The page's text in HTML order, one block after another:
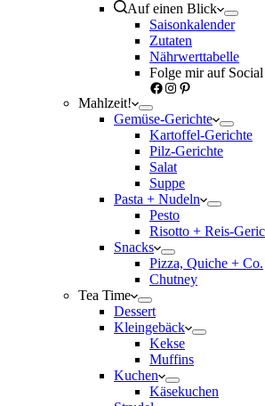
Auf einen Blick
Saisonkalender
Zutaten
Nährwerttabelle
Folge mir auf
Facebook
Instagram
Pinterest
Mahlzeit!
Gemüse-Gerichte
Kartoffel-Gerichte
Pilz-Gerichte
Salat
Suppe
Pasta + Nudeln
Pesto
Risotto + Reis-
Snacks
Pizza, Quiche + Co.
Chutney
Tea Time
Dessert
Kleingebäck
Kekse
Muffins
Kuchen
Käsekuchen